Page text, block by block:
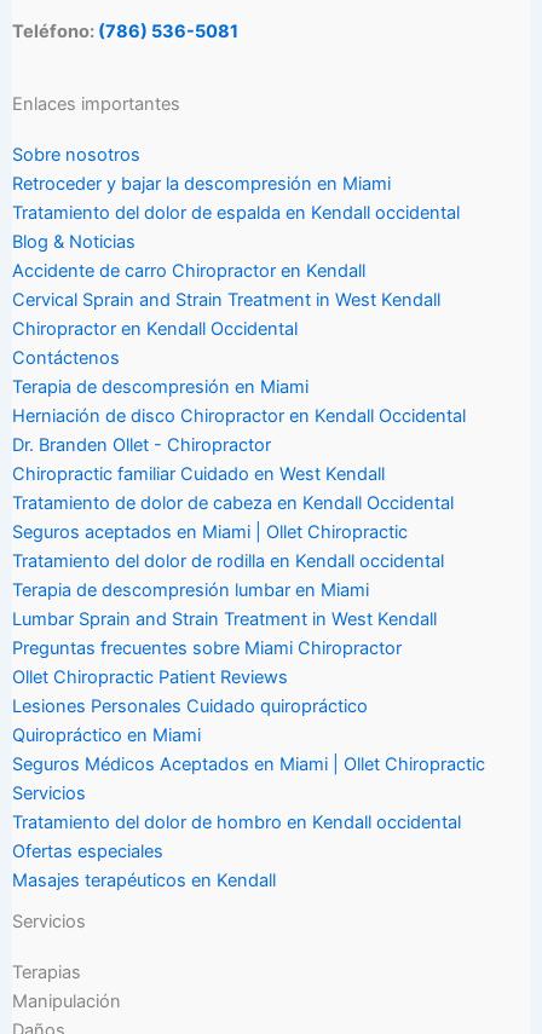
Teléfono: (786) 536-5081
Enlaces importantes
Sobre nosotros
Retroceder y bajar la descompresión en Miami
Tratamiento del dolor de espalda en Kendall occidental
Blog & Noticias
Accidente de carro Chiropractor en Kendall
Cervical Sprain and Strain Treatment in West Kendall
Chiropractor en Kendall Occidental
Contáctenos
Terapia de descompresión en Miami
Herniación de disco Chiropractor en Kendall Occidental
Dr. Branden Ollet - Chiropractor
Chiropractic familiar Cuidado en West Kendall
Tratamiento de dolor de cabeza en Kendall Occidental
Seguros aceptados en Miami | Ollet Chiropractic
Tratamiento del dolor de rodilla en Kendall occidental
Terapia de descompresión lumbar en Miami
Lumbar Sprain and Strain Treatment in West Kendall
Preguntas frecuentes sobre Miami Chiropractor
Ollet Chiropractic Patient Reviews
Lesiones Personales Cuidado quiropráctico
Quiropráctico en Miami
Seguros Médicos Aceptados en Miami | Ollet Chiropractic
Servicios
Tratamiento del dolor de hombro en Kendall occidental
Ofertas especiales
Masajes terapéuticos en Kendall
Servicios
Terapias
Manipulación